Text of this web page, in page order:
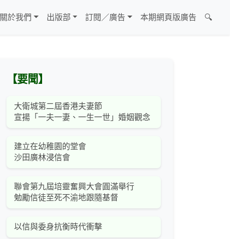
關於我們 出版部 訂閱／廣告 本期網頁版廣告 🔍
【要聞】
大衛城第二屆香港夫妻節
宣揚「一夫一妻、一生一世」婚姻觀念
建立在幼稚園的堂會
沙田廣林浸信會
聯會第九屆培靈奮興大會圓滿舉行
勉勵信徒至死不渝地跟隨基督
以信與委身抗衡時代衝擊